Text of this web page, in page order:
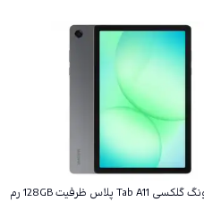
تبلت سامسونگ گلکسی Tab A11 پلاس ظرفیت 128GB رم